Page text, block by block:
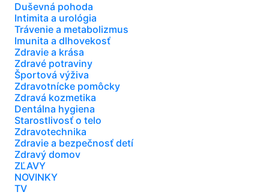
Duševná pohoda
Intimita a urológia
Trávenie a metabolizmus
Imunita a dlhovekosť
Zdravie a krása
Zdravé potraviny
Športová výživa
Zdravotnícke pomôcky
Zdravá kozmetika
Dentálna hygiena
Starostlivosť o telo
Zdravotechnika
Zdravie a bezpečnosť detí
Zdravý domov
ZĽAVY
NOVINKY
TV